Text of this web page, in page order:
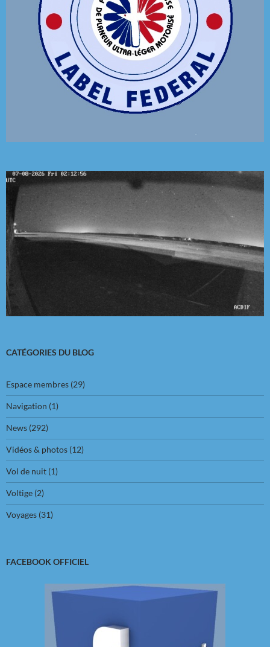
CATÉGORIES DU BLOG
Espace membres (29)
Navigation (1)
News (292)
Vidéos & photos (12)
Vol de nuit (1)
Voltige (2)
Voyages (31)
FACEBOOK OFFICIEL